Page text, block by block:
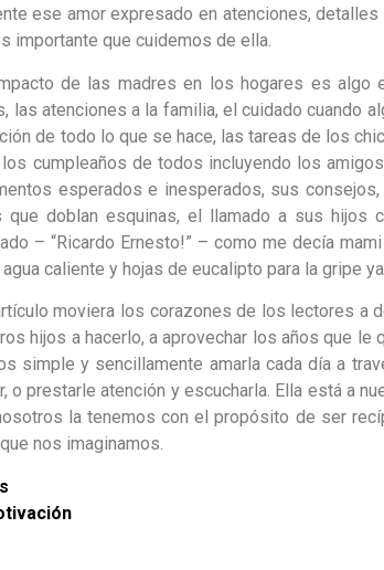
ese amor expresado en atenciones,
importante que cuidemos de ella.
de las madres en los hogares es algo
las atenciones a la familia, el cuidado cuando
de todo lo que se hace, las tareas de los
cumpleaños de todos incluyendo los
esperados e inesperados, sus
que doblan esquinas, el llamado a sus hijos
– “Ricardo Ernesto!” – como me decía
caliente y hojas de eucalipto para la gripe
moviera los corazones de los lectores a
hijos a hacerlo, a aprovechar los años que le
simple y sencillamente amarla cada día a
o prestarle atención y escucharla. Ella está a
la tenemos con el propósito de ser
nos imaginamos.